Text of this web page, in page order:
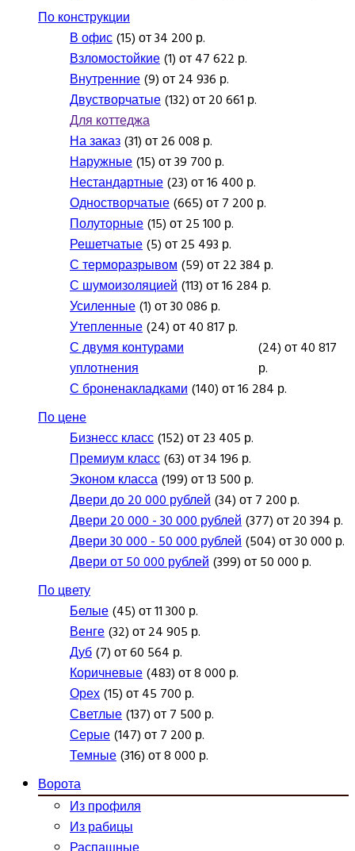
По конструкции
В офис(15) от 34 200 р.
Взломостойкие(1) от 47 622 р.
Внутренние(9) от 24 936 р.
Двустворчатые(132) от 20 661 р.
Для коттеджа
На заказ(31) от 26 008 р.
Наружные(15) от 39 700 р.
Нестандартные(23) от 16 400 р.
Одностворчатые(665) от 7 200 р.
Полуторные(15) от 25 100 р.
Решетчатые(5) от 25 493 р.
С терморазрывом(59) от 22 384 р.
С шумоизоляцией(113) от 16 284 р.
Усиленные(1) от 30 086 р.
Утепленные(24) от 40 817 р.
С двумя контурами
уплотнения
(24) от 40 817
р.
С броненакладками(140) от 16 284 р.
По цене
Бизнесс класс(152) от 23 405 р.
Премиум класс(63) от 34 196 р.
Эконом класса(199) от 13 500 р.
Двери до 20 000 рублей(34) от 7 200 р.
Двери 20 000 - 30 000 рублей(377) от 20 394 р.
Двери 30 000 - 50 000 рублей(504) от 30 000 р.
Двери от 50 000 рублей(399) от 50 000 р.
По цвету
Белые(45) от 11 300 р.
Венге(32) от 24 905 р.
Дуб(7) от 60 564 р.
Коричневые(483) от 8 000 р.
Орех(15) от 45 700 р.
Светлые(137) от 7 500 р.
Серые(147) от 7 200 р.
Темные(316) от 8 000 р.
Ворота
Из профиля
Из рабицы